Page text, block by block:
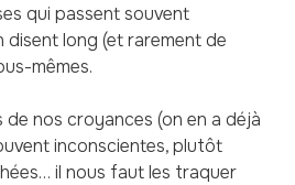
qui passent souvent
disent long (et rarement de
mêmes.
de nos croyances (on en a déjà
inconscientes, plutôt
il nous faut les traquer